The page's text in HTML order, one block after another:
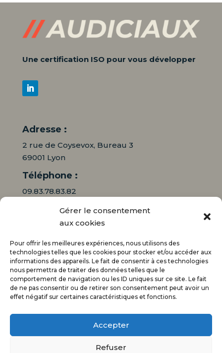
Gérer le consentement
aux cookies
Pour offrir les meilleures expériences, nous utilisons des
technologies telles que les cookies pour stocker et/ou accéder aux
informations des appareils. Le fait de consentir à ces technologies
nous permettra de traiter des données telles que le
comportement de navigation ou les ID uniques sur ce site. Le fait
de ne pas consentir ou de retirer son consentement peut avoir un
effet négatif sur certaines caractéristiques et fonctions.
Accepter
Refuser
Une certification ISO pour vous développer
Adresse :
2 rue de Coysevox, Bureau 3
69001 Lyon
Téléphone :
09.83.78.83.82
06.16.95.71.64
contact@audiciaux.fr
E-mail*